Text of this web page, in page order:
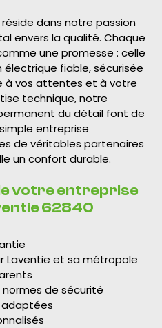
dans notre passion
envers la qualité. Chaque
une promesse : celle
fiable, sécurisée
vos attentes et à votre
technique, notre
du détail font de
entreprise
de véritables partenaires
un confort durable.
votre entreprise
62840
Laventie et sa métropole
de sécurité
adaptées